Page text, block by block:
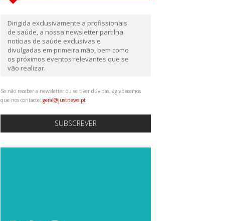
Dirigida exclusivamente a profissionais
de saúde, a nossa newsletter partilha
notícias de saúde exclusivas e
divulgadas em primeira mão, bem como
os próximos eventos relevantes que se
vão realizar.
Se não receber a newsletter ou se tiver dúvidas, agradecemos
que nos contacte: geral@justnews.pt
SUBSCREVER